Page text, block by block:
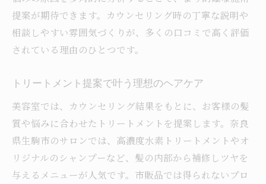
提案が期待できます。カウンセリング時の丁寧な説明や
相談しやすい雰囲気づくりが、多くの口コミで高く評価
されている理由のひとつです。
トリートメント提案で叶う理想のヘアケア
美容室では、カウンセリング結果をもとに、お客様の髪
質や悩みに合わせたトリートメントを提案します。奈良
県生駒市のサロンでは、高濃度水素トリートメントやオ
リジナルのシャンプーなど、髪の内部から補修しツヤを
与えるメニューが人気です。市販品では得られないプロ